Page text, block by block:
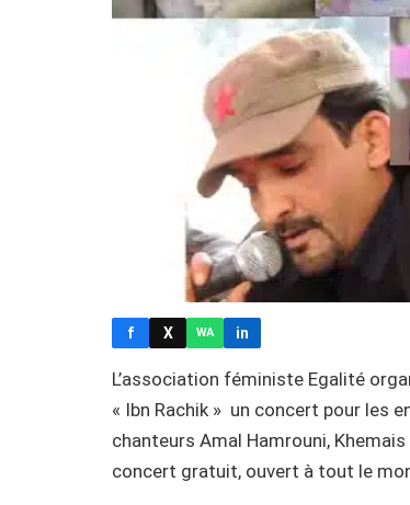
f X WA in
L’association féministe Egalité
« Ibn Rachik » un concert pour les
chanteurs Amal Hamrouni,
concert gratuit, ouvert à tout le